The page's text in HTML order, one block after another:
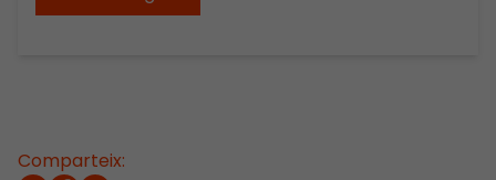
Comparteix: